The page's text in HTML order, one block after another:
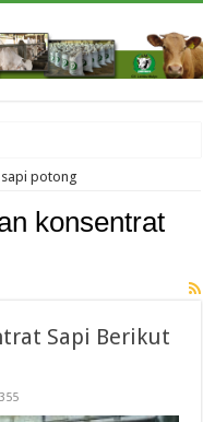
sapi potong
konsentrat
Sapi Berikut